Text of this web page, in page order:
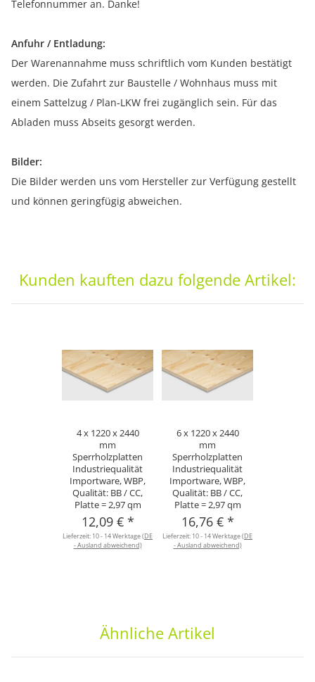
Telefonnummer an. Danke!
Anfuhr / Entladung:
Der Warenannahme muss schriftlich vom Kunden bestätigt
werden. Die Zufahrt zur Baustelle / Wohnhaus muss mit
einem Sattelzug / Plan-LKW frei zugänglich sein. Für das
Abladen muss Abseits gesorgt werden.
Bilder:
Die Bilder werden uns vom Hersteller zur Verfügung gestellt
und können geringfügig abweichen.
Kunden kauften dazu folgende Artikel:
4 x 1220 x 2440
mm
Sperrholzplatten
Industriequalität
Importware, WBP,
Qualität: BB / CC,
Platte = 2,97 qm
12,09 € *
Lieferzeit: 10 - 14 Werktage(DE
- Ausland abweichend)
6 x 1220 x 2440
mm
Sperrholzplatten
Industriequalität
Importware, WBP,
Qualität: BB / CC,
Platte = 2,97 qm
16,76 € *
Lieferzeit: 10 - 14 Werktage(DE
- Ausland abweichend)
Ähnliche Artikel